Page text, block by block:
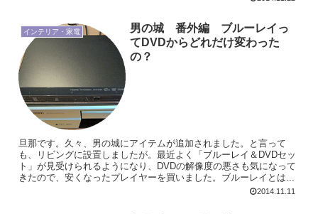
インテリア・家電
男の城 番外編 ブルーレイっ
てDVDからどれだけ変わった
の？
旦那です。久々、男の城にアイテムが追加されました。と言って
も、リビングに設置しましたが。最近よく「ブルーレイ＆DVDセッ
ト」が見受けられるようになり、DVDの解像度の悪さも気になって
きたので、安くなったプレイヤーを買いました。ブルーレイとは...
2014.11.11